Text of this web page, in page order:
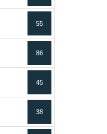
55
86
45
38